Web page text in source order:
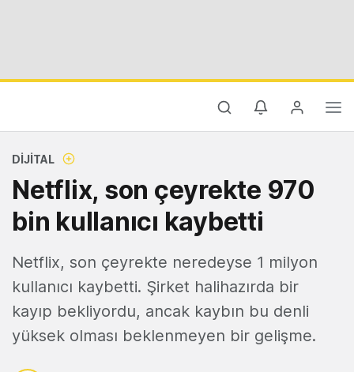
DIJITAL
Netflix, son çeyrekte 970
bin kullanıcı kaybetti
Netflix, son çeyrekte neredeyse 1 milyon
kullanıcı kaybetti. Şirket halihazırda bir
kayıp bekliyordu, ancak kaybın bu denli
yüksek olması beklenmeyen bir gelişme.